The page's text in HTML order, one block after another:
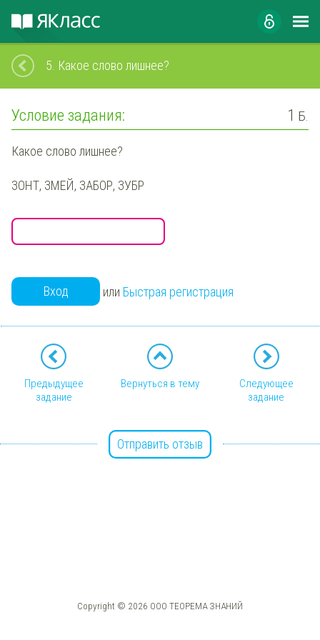
5. Какое слово лишнее?
Условие задания: 1 Б.
Какое слово лишнее?
ЗОНТ, ЗМЕЙ, ЗАБОР, ЗУБР
Вход или Быстрая регистрация
Предыдущее
задание
Вернуться в тему
Следующее
задание
Отправить отзыв
Copyright © 2026 ООО ТЕОРЕМА ЗНАНИЙ